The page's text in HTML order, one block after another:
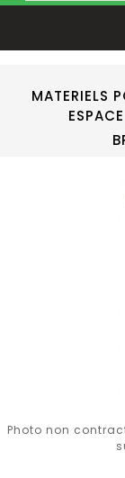
MATERIELS
Photo non